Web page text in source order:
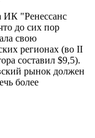
ИК "Ренессанс
до сих пор
свою
регионах (во II
составил $9,5).
рынок должен
более
текущая